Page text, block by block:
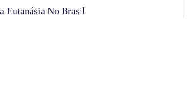
Eutanásia No Brasil